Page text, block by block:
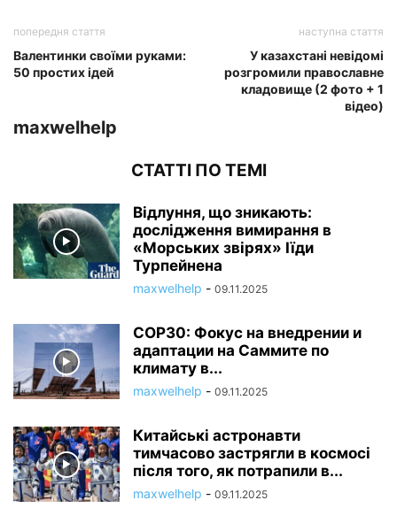
попередня стаття
Валентинки своїми руками:
50 простих ідей
наступна стаття
У казахстані невідомі
розгромили православне
кладовище (2 фото + 1
відео)
maxwelhelp
СТАТТІ ПО ТЕМІ
Відлуння, що зникають:
дослідження вимирання в
«Морських звірях» Іїди
Турпейнена
maxwelhelp - 09.11.2025
COP30: Фокус на внедрении и
адаптации на Саммите по
климату в...
maxwelhelp - 09.11.2025
Китайські астронавти
тимчасово застрягли в космосі
після того, як потрапили в...
maxwelhelp - 09.11.2025